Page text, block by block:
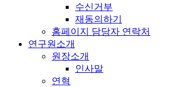
수신거부
재동의하기
홈페이지 담당자 연락처
연구원소개
원장소개
인사말
연혁